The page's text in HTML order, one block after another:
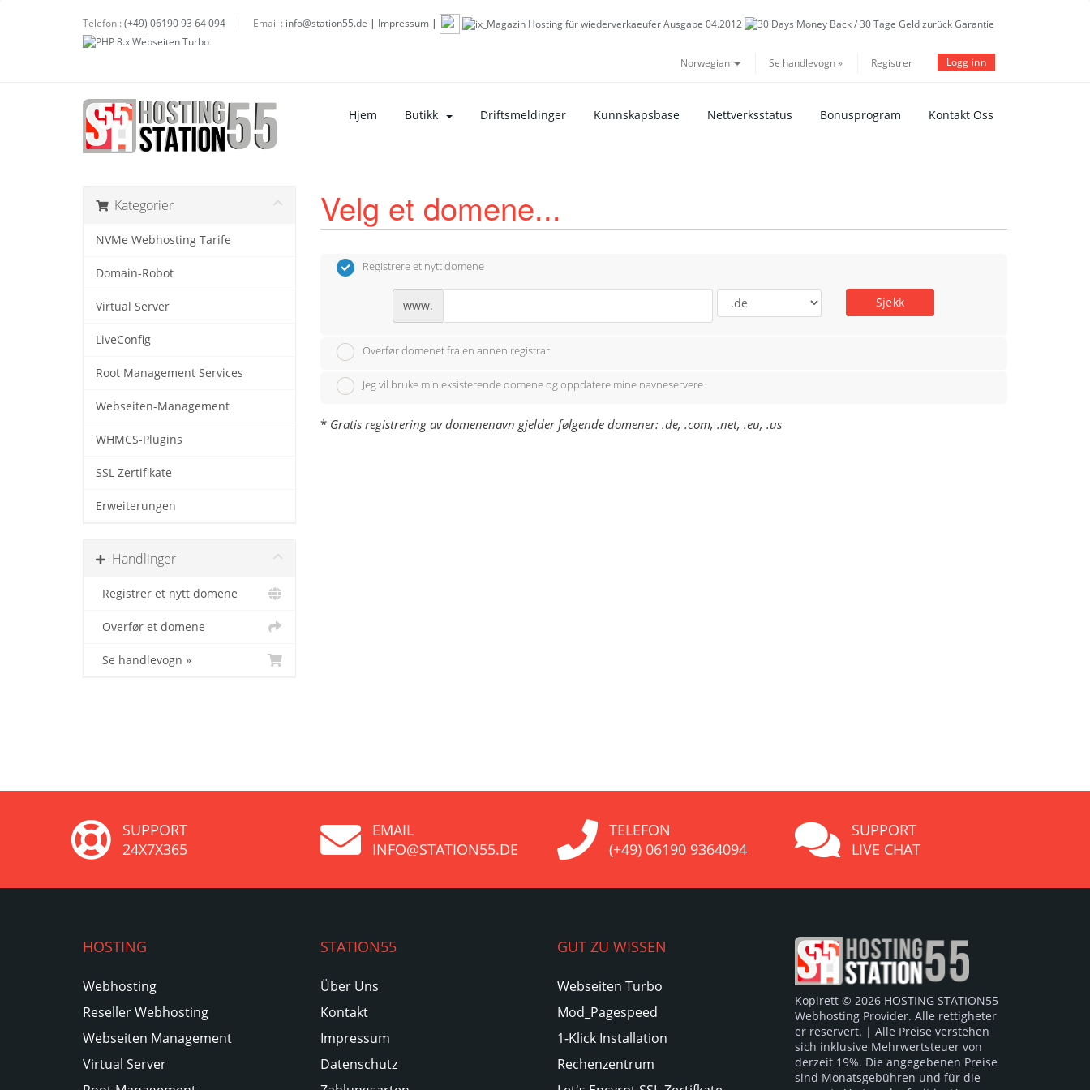
Telefon : (+49) 06190 93 64 094 Email : info@station55.de | Impressum |
Norwegian Se handlevogn » Registrer Logg inn
Hjem Butikk Driftsmeldinger Kunnskapsbase Nettverksstatus Bonusprogram Kontakt Oss
Kategorier
NVMe Webhosting Tarife
Domain-Robot
Virtual Server
LiveConfig
Root Management Services
Webseiten-Management
WHMCS-Plugins
SSL Zertifikate
Erweiterungen
Handlinger
Registrer et nytt domene
Overfør et domene
Se handlevogn »
Velg et domene...
Registrere et nytt domene
www. Sjekk
Overfør domenet fra en annen registrar
Jeg vil bruke min eksisterende domene og oppdatere mine navneservere
* Gratis registrering av domenenavn gjelder følgende domener: .de, .com, .net, .eu, .us
SUPPORT
24X7X365
EMAIL
INFO@STATION55.DE
TELEFON
(+49) 06190 9364094
SUPPORT
LIVE CHAT
HOSTING
Webhosting
Reseller Webhosting
Webseiten Management
Virtual Server
STATION55
Über Uns
Kontakt
Impressum
Datenschutz
GUT ZU WISSEN
Webseiten Turbo
Mod_Pagespeed
1-Klick Installation
Rechenzentrum
Kopirett © 2026 HOSTING STATION55
Webhosting Provider. Alle rettigheter
er reservert. | Alle Preise verstehen
sich inklusive Mehrwertsteuer von
derzeit 19%. Die angegebenen Preise
sind Monatsgebühren und für die